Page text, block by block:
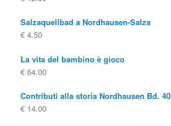
Salzaquellbad a Nordhausen-Salza
€ 4.50
La vita del bambino è gioco
€ 64.00
Contributi alla storia Nordhausen Bd. 40
€ 14.00